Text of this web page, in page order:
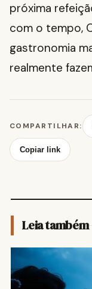
próxima
com o tempo,
gastronomia
realmente
COMPARTILHAR:
Copiar link
Leia também